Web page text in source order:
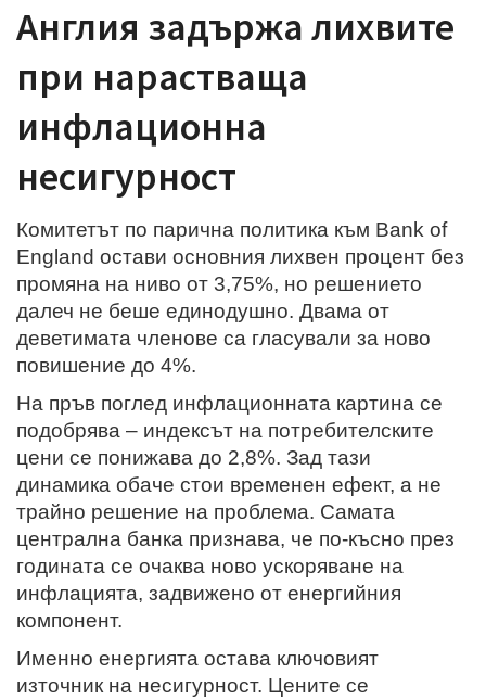
Англия задържа лихвите
при нарастваща
инфлационна
несигурност
Комитетът по парична политика към Bank of
England остави основния лихвен процент без
промяна на ниво от 3,75%, но решението
далеч не беше единодушно. Двама от
деветимата членове са гласували за ново
повишение до 4%.
На пръв поглед инфлационната картина се
подобрява – индексът на потребителските
цени се понижава до 2,8%. Зад тази
динамика обаче стои временен ефект, а не
трайно решение на проблема. Самата
централна банка признава, че по-късно през
годината се очаква ново ускоряване на
инфлацията, задвижено от енергийния
компонент.
Именно енергията остава ключовият
източник на несигурност. Цените се